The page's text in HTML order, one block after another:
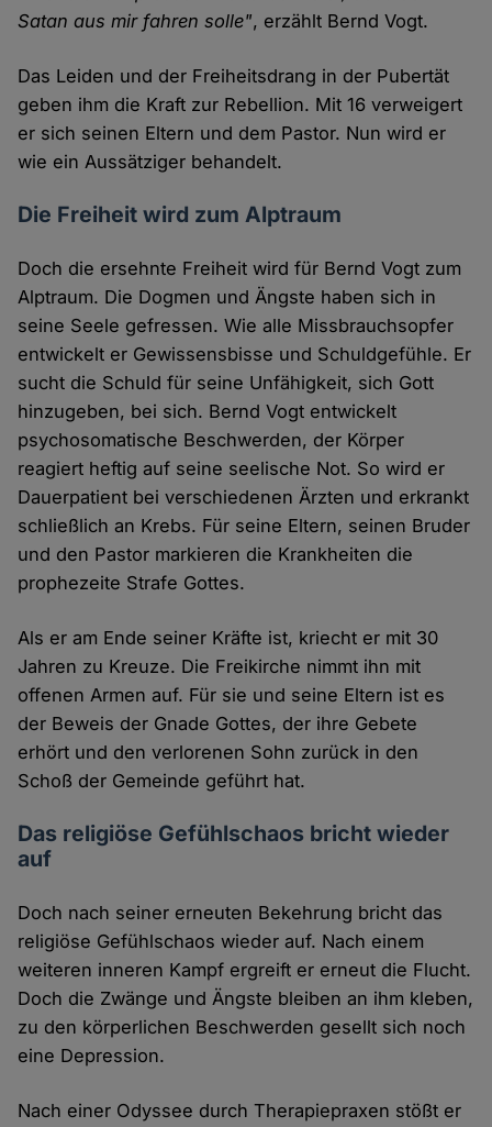
Satan aus mir fahren solle", erzählt Bernd Vogt.
Das Leiden und der Freiheitsdrang in der Pubertät
geben ihm die Kraft zur Rebellion. Mit 16 verweigert
er sich seinen Eltern und dem Pastor. Nun wird er
wie ein Aussätziger behandelt.
Die Freiheit wird zum Alptraum
Doch die ersehnte Freiheit wird für Bernd Vogt zum
Alptraum. Die Dogmen und Ängste haben sich in
seine Seele gefressen. Wie alle Missbrauchsopfer
entwickelt er Gewissensbisse und Schuldgefühle. Er
sucht die Schuld für seine Unfähigkeit, sich Gott
hinzugeben, bei sich. Bernd Vogt entwickelt
psychosomatische Beschwerden, der Körper
reagiert heftig auf seine seelische Not. So wird er
Dauerpatient bei verschiedenen Ärzten und erkrankt
schließlich an Krebs. Für seine Eltern, seinen Bruder
und den Pastor markieren die Krankheiten die
prophezeite Strafe Gottes.
Als er am Ende seiner Kräfte ist, kriecht er mit 30
Jahren zu Kreuze. Die Freikirche nimmt ihn mit
offenen Armen auf. Für sie und seine Eltern ist es
der Beweis der Gnade Gottes, der ihre Gebete
erhört und den verlorenen Sohn zurück in den
Schoß der Gemeinde geführt hat.
Das religiöse Gefühlschaos bricht wieder
auf
Doch nach seiner erneuten Bekehrung bricht das
religiöse Gefühlschaos wieder auf. Nach einem
weiteren inneren Kampf ergreift er erneut die Flucht.
Doch die Zwänge und Ängste bleiben an ihm kleben,
zu den körperlichen Beschwerden gesellt sich noch
eine Depression.
Nach einer Odyssee durch Therapiepraxen stößt er